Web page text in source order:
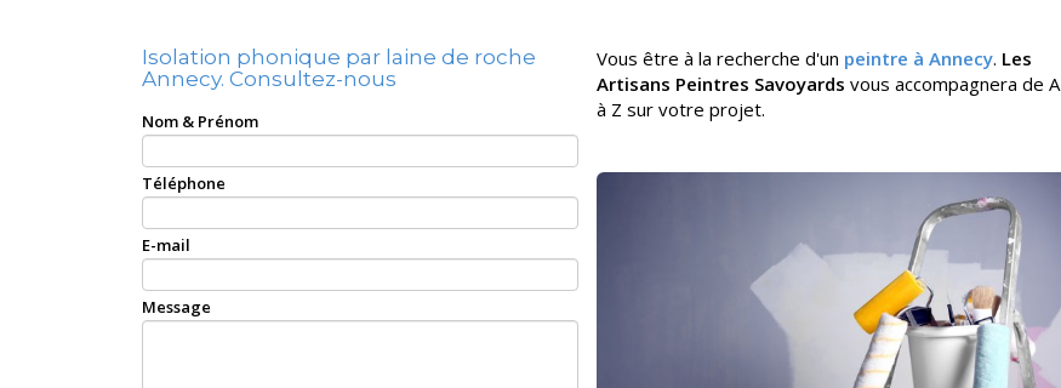
Isolation phonique par laine de roche
Annecy. Consultez-nous
Nom & Prénom
Téléphone
E-mail
Message
Vous être à la recherche d'un peintre à Annecy. Les
Artisans Peintres Savoyards vous accompagnera de A
à Z sur votre projet.